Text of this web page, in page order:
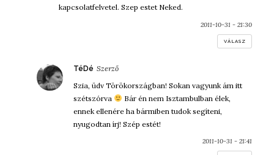
kapcsolatfelvetel. Szep estet Neked.
2011-10-31 - 21:30
VÁLASZ
TéDé szerint:
Szia, üdv Törökországban! Sokan vagyunk ám itt
szétszórva
Bár én nem Isztambulban élek,
ennek ellenére ha bármiben tudok segíteni,
nyugodtan írj! Szép estét!
2011-10-31 - 21:41